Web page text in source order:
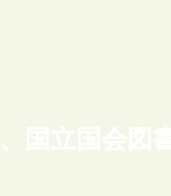
国立国会図